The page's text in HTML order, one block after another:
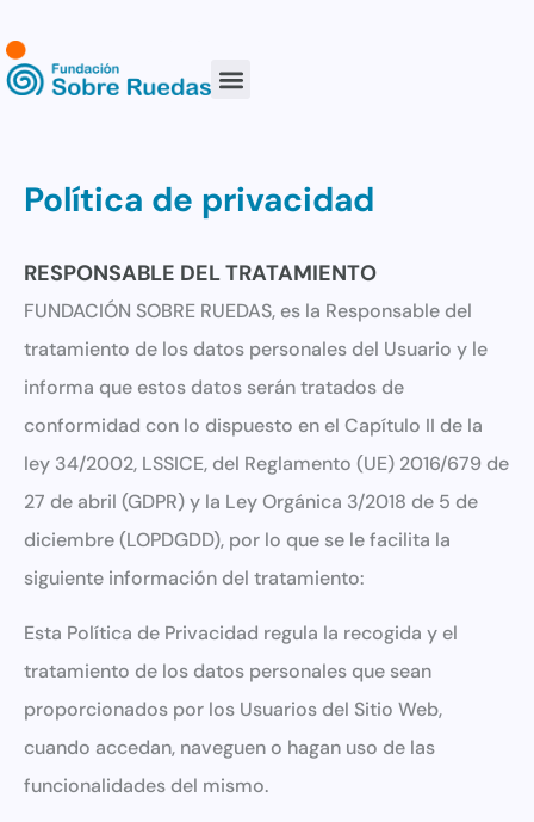
Política de privacidad
RESPONSABLE DEL TRATAMIENTO
FUNDACIÓN SOBRE RUEDAS, es la Responsable del
tratamiento de los datos personales del Usuario y le
informa que estos datos serán tratados de
conformidad con lo dispuesto en el Capítulo II de la
ley 34/2002, LSSICE, del Reglamento (UE) 2016/679 de
27 de abril (GDPR) y la Ley Orgánica 3/2018 de 5 de
diciembre (LOPDGDD), por lo que se le facilita la
siguiente información del tratamiento:
Esta Política de Privacidad regula la recogida y el
tratamiento de los datos personales que sean
proporcionados por los Usuarios del Sitio Web,
cuando accedan, naveguen o hagan uso de las
funcionalidades del mismo.